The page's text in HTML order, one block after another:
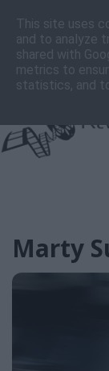
Marty
This site uses
and to analyze
shared with
metrics to
statistics, and